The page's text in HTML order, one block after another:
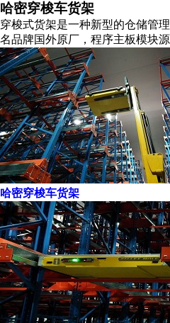
哈密穿梭车货架
穿梭式货架是一种新型的仓储管
名品牌国外原厂，程序主板模块
哈密穿梭车货架